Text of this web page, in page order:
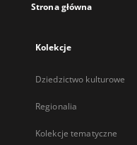
Strona główna
Kolekcje
Dziedzictwo kulturowe
Regionalia
Kolekcje tematyczne